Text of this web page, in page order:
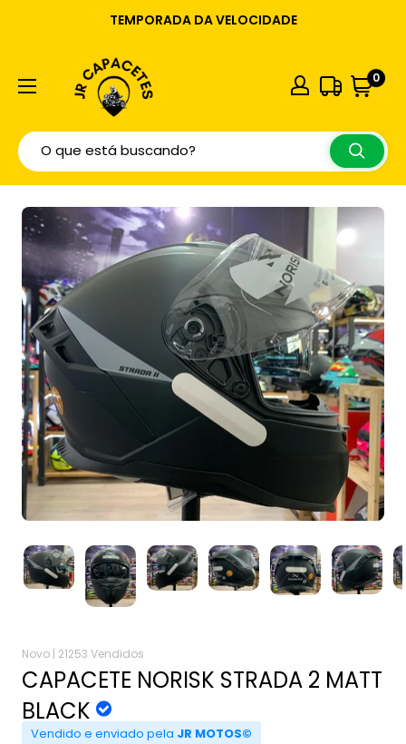
TEMPORADA DA VELOCIDADE
0
Novo | 21253 Vendidos
CAPACETE NORISK STRADA 2 MATT
BLACK
Vendido e enviado pela JR MOTOS©